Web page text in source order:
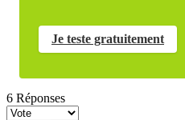
Je teste gratuitement
6 Réponses